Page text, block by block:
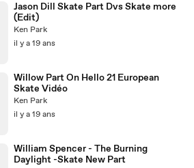
Jason Dill Skate Part Dvs Skate more
(Edit)
Ken Park
il y a 19 ans
Willow Part On Hello 21 European
Skate Vidéo
Ken Park
il y a 19 ans
William Spencer - The Burning
Daylight -Skate New Part